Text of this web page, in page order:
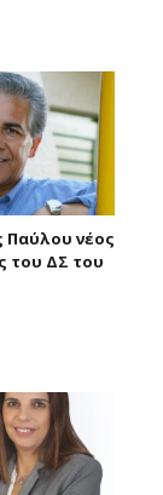
Παύλου νέος
του ΔΣ του